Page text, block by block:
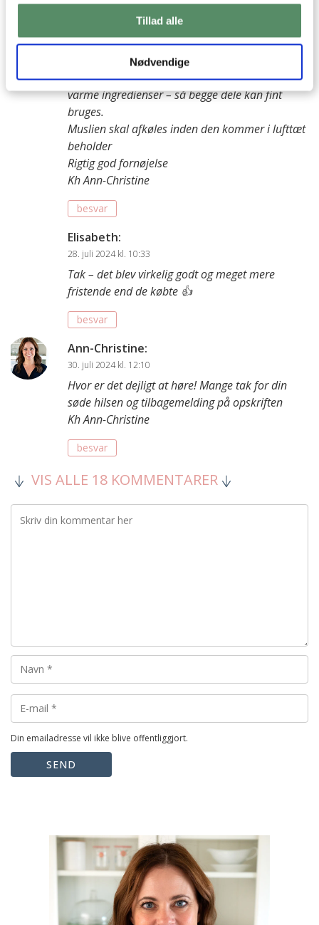
Tillad alle
Nødvendige
Hej Elisabeth
Jeg bruger blot den honning jeg lige har i
køkkenet i forvejen, uanset om den er flydende
eller fast. – og hvis det ikke er en flydende
variant, så smelter den alligevel hurtigt i de
varme ingredienser – så begge dele kan fint
bruges.
Muslien skal afkøles inden den kommer i lufttæt
beholder
Rigtig god fornøjelse
Kh Ann-Christine
besvar
Elisabeth:
28. juli 2024 kl. 10:33
Tak – det blev virkelig godt og meget mere
fristende end de købte 👍
besvar
Ann-Christine:
30. juli 2024 kl. 12:10
Hvor er det dejligt at høre! Mange tak for din
søde hilsen og tilbagemelding på opskriften
Kh Ann-Christine
besvar
VIS ALLE 18 KOMMENTARER
Din emailadresse vil ikke blive offentliggjort.
SEND